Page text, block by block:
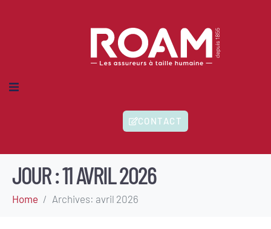
CONTACT
JOUR :11 AVRIL 2026
Home Archives: avril 2026